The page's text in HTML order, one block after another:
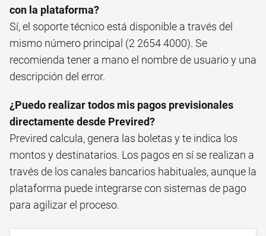
con la plataforma?
Sí, el soporte técnico está disponible a través del
mismo número principal (2 2654 4000). Se
recomienda tener a mano el nombre de usuario y una
descripción del error.
¿Puedo realizar todos mis pagos previsionales
directamente desde Previred?
Previred calcula, genera las boletas y te indica los
montos y destinatarios. Los pagos en sí se realizan a
través de los canales bancarios habituales, aunque la
plataforma puede integrarse con sistemas de pago
para agilizar el proceso.